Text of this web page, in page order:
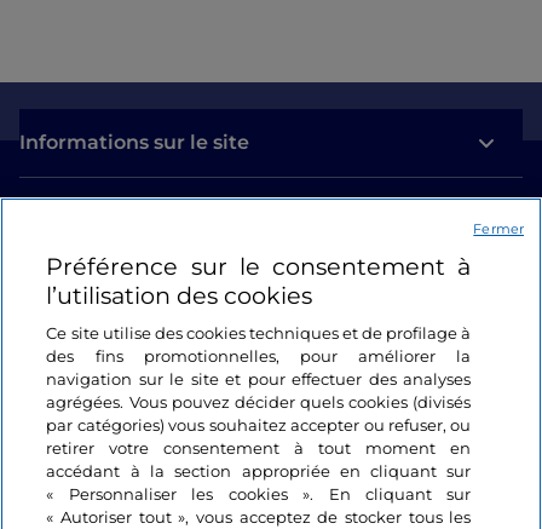
Informations sur le site
Se connecter
Suivez-nous
Préférence sur le consentement à
l’utilisation des cookies
Ce site utilise des cookies techniques et de profilage à
des fins promotionnelles, pour améliorer la
navigation sur le site et pour effectuer des analyses
agrégées. Vous pouvez décider quels cookies (divisés
par catégories) vous souhaitez accepter ou refuser, ou
retirer votre consentement à tout moment en
accédant à la section appropriée en cliquant sur
« Personnaliser les cookies ». En cliquant sur
« Autoriser tout », vous acceptez de stocker tous les
Fermer